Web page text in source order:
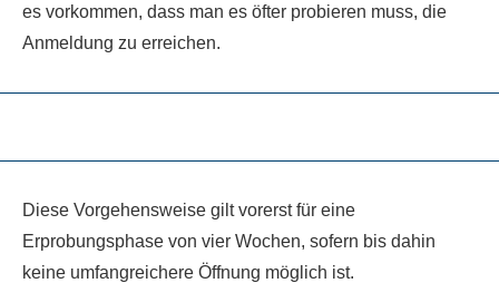
es vorkommen, dass man es öfter probieren muss, die
Anmeldung zu erreichen.
Diese Vorgehensweise gilt vorerst für eine
Erprobungsphase von vier Wochen, sofern bis dahin
keine umfangreichere Öffnung möglich ist.